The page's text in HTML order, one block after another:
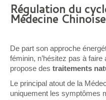
Régulation du
Médecine Chinoise
De part son approche
féminin, n’hésitez pas à
propose des traitements
Le principal atout de la
uniquement les symptômes